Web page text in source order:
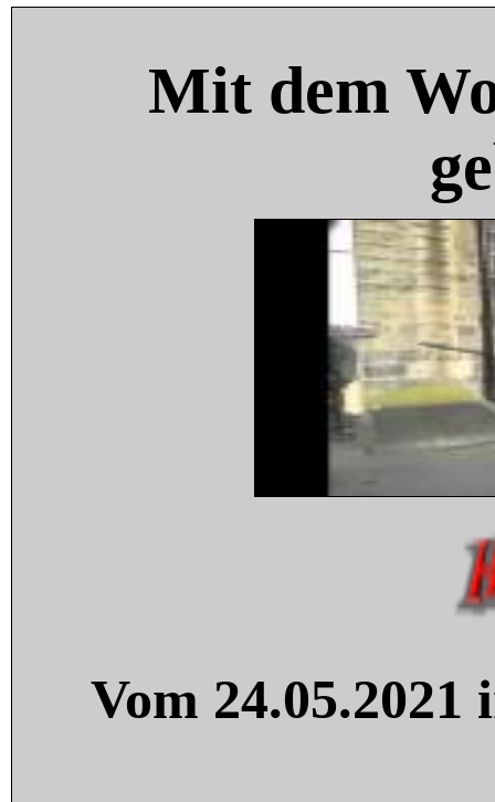
Mit dem
Vom